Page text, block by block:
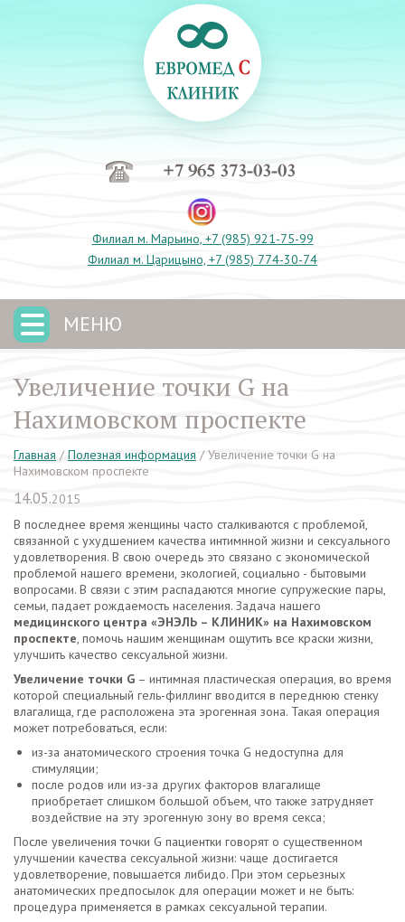
+7 965 373-03-03
Филиал м. Марьино, +7 (985) 921-75-99
Филиал м. Царицыно, +7 (985) 774-30-74
МЕНЮ
Увеличение точки G на
Нахимовском проспекте
Главная / Полезная информация / Увеличение точки G на
Нахимовском проспекте
14.05.2015
В последнее время женщины часто сталкиваются с проблемой,
связанной с ухудшением качества интимнной жизни и сексуального
удовлетворения. В свою очередь это связано с экономической
проблемой нашего времени, экологией, социально - бытовыми
вопросами. В связи с этим распадаются многие супружеские пары,
семьи, падает рождаемость населения. Задача нашего
медицинского центра «ЭНЭЛЬ – КЛИНИК» на Нахимовском
проспекте, помочь нашим женщинам ощутить все краски жизни,
улучшить качество сексуальной жизни.
Увеличение точки G – интимная пластическая операция, во время
которой специальный гель-филлинг вводится в переднюю стенку
влагалища, где расположена эта эрогенная зона. Такая операция
может потребоваться, если:
из-за анатомического строения точка G недоступна для
стимуляции;
после родов или из-за других факторов влагалище
приобретает слишком большой объем, что также затрудняет
воздействие на эту эрогенную зону во время секса;
После увеличения точки G пациентки говорят о существенном
улучшении качества сексуальной жизни: чаще достигается
удовлетворение, повышается либидо. При этом серьезных
анатомических предпосылок для операции может и не быть:
процедура применяется в рамках сексуальной терапии.